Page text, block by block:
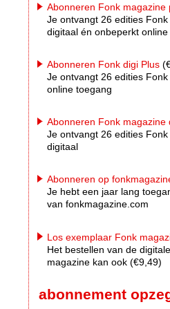
Abonneren Fonk magazine
Je ontvangt 26 edities
digitaal én onbeperkt
Abonneren Fonk digi Plus
Je ontvangt 26 edities
online toegang
Abonneren Fonk magazine
Je ontvangt 26 edities
digitaal
Abonneren op
Je hebt een jaar lang
van fonkmagazine.com
Los exemplaar Fonk
Het bestellen van de
magazine kan ook (€9,49)
abonnement